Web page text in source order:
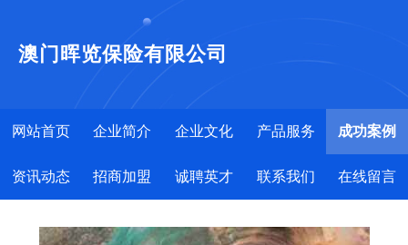
澳门晖览保险有限公司
网站首页 企业简介 企业文化 产品服务 成功案例
资讯动态 招商加盟 诚聘英才 联系我们 在线留言